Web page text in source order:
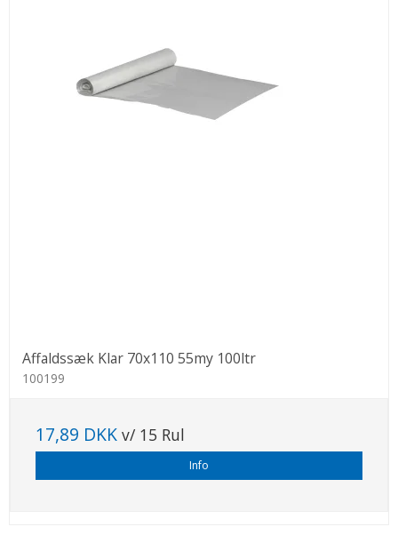
Affaldssæk Klar 70x110 55my 100ltr
100199
17,89 DKK v/ 15 Rul
Info